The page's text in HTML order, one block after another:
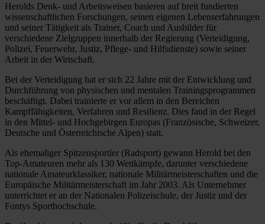
Herolds Denk- und Arbeitsweisen basieren auf breit fundierten
wissenschaftlichen Forschungen, seinen eigenen Lebenserfahrungen
und seiner Tätigkeit als Trainer, Coach und Ausbilder für
verschiedene Zielgruppen innerhalb der Regierung (Verteidigung,
Polizei, Feuerwehr, Justiz, Pflege- und Hilfsdienste) sowie seiner
Arbeit in der Wirtschaft.
Bei der Verteidigung hat er sich 22 Jahre mit der Entwicklung und
Durchführung von physischen und mentalen Trainingsprogrammen
beschäftigt. Dabei trainierte er vor allem in den Bereichen
Kampffähigkeiten, Verfahren und Resilienz. Dies fand in der Regel
in den Mittel- und Hochgebirgen Europas (Französische, Schweizer,
Deutsche und Österreichische Alpen) statt.
Als ehemaliger Spitzensportler (Radsport) gewann Herold bei den
Top-Amateuren mehr als 130 Wettkämpfe, darunter verschiedene
nationale Amateurklassiker, nationale Militärmeisterschaften und die
Europäische Militärmeisterschaft im Jahr 2003. Als Unternehmer
unterrichtet er an der Nationalen Polizeischule, der Justiz und der
Fontys Sporthochschule.